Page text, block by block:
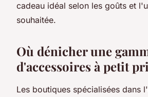
cadeau idéal selon les goûts et
souhaitée.
Où dénicher une
d'accessoires à petit
Les boutiques spécialisées dans